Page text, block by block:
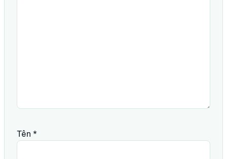
Tên *